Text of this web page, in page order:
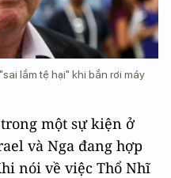
lầm tệ hại" khi bắn rơi máy
một sự kiện ở
và Nga đang hợp
nói về việc Thổ Nhĩ